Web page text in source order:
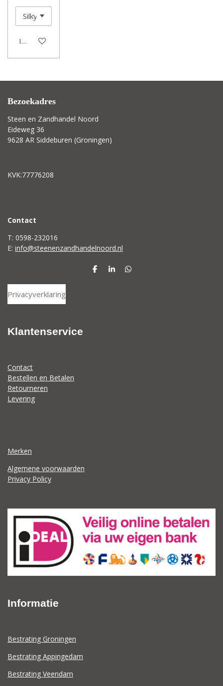
In winkelwagen
Bezoekadres
Steen en Zandhandel Noord
Eideweg 36
9628 AR Siddeburen (Groningen)
KVK:77776208
Contact
T: 0598-232016
E: info@steenenzandhandelnoord.nl
D
S
D
Privacyverklaring
Klantenservice
Contact
Bestellen en Betalen
Retourneren
Levering
Merken
Algemene voorwaarden
Privacy Policy
Informatie
Bestrating Groningen
Bestrating Appingedam
Bestrating Veendam